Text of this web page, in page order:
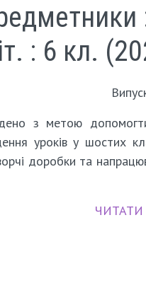
: 6 кл.
з метою
уроків у шостих
доробки та
ЧИТАТИ